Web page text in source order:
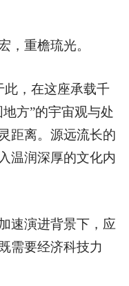
，重檐琉光。
，在这座承载千
方”的宇宙观与处
距离。源远流长的
温润深厚的文化内
速演进背景下，应
需要经济科技力